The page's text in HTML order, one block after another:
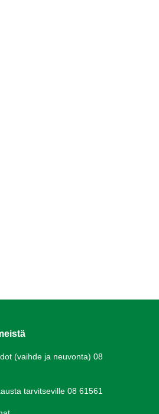
(vaihde ja neuvonta) 08
tarvitseville 08 61561